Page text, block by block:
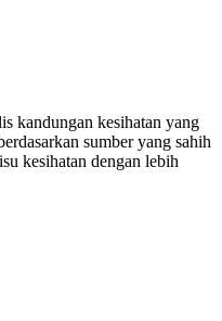
kandungan kesihatan yang
sumber yang sahih
kesihatan dengan lebih